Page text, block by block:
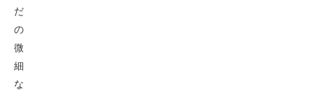
だ
の
微
細
な